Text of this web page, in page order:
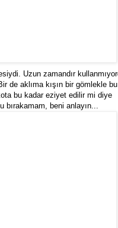
Uzun zamandır
de aklıma kışın bir gömlekle
bu kadar eziyet edilir mi diye
bırakamam, beni anlayın...